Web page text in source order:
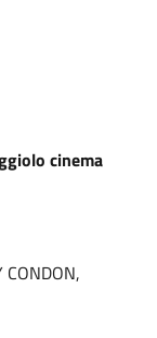
cinema
CONDON,